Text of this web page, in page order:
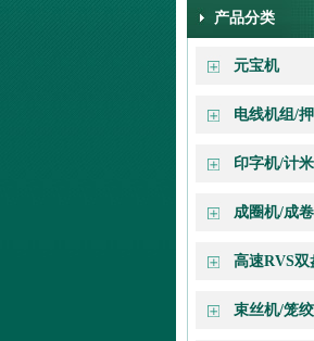
产品分类
元宝机
电线机组/
印字机/计
成圈机/成
高速RVS双
束丝机/笼